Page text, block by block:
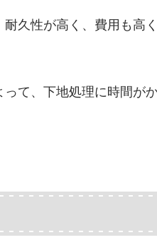
久性が高く、費用も高く
て、下地処理に時間が